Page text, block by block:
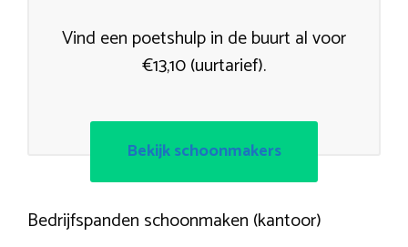
Vind een poetshulp in de buurt al voor
€13,10 (uurtarief).
Bekijk schoonmakers
Bedrijfspanden schoonmaken (kantoor)